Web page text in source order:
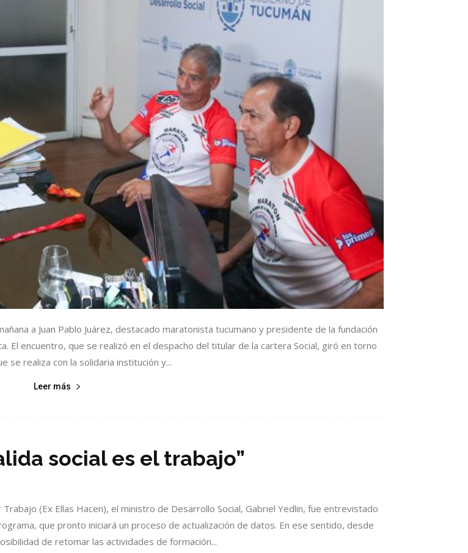
a Juan Pablo Juárez, destacado maratonista tucumano y presidente de la fundación
El encuentro, que se realizó en el despacho del titular de la cartera Social, giró en torno
se realiza con la solidaria institución y...
Leer más
social es el trabajo”
(Ex Ellas Hacen), el ministro de Desarrollo Social, Gabriel Yedlin, fue entrevistado
que pronto iniciará un proceso de actualización de datos. En ese sentido, desde
de retomar las actividades de formación...